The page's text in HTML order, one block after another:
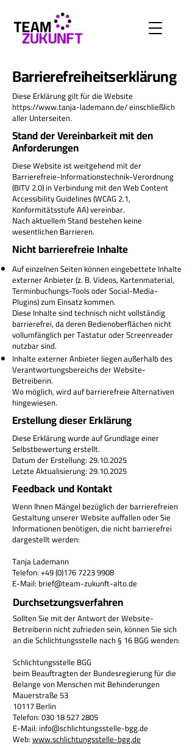
Barrierefreiheitserklärung
Diese Erklärung gilt für die Website
https://www.tanja-lademann.de/einschließlich
aller Unterseiten.
Stand der Vereinbarkeit mit den
Anforderungen
Diese Website ist weitgehend mit der
Barrierefreie-Informationstechnik-Verordnung
(BITV 2.0) in Verbindung mit den Web Content
Accessibility Guidelines (WCAG 2.1,
Konformitätsstufe AA) vereinbar.
Nach aktuellem Stand bestehen keine
wesentlichen Barrieren.
Nicht barrierefreie Inhalte
Auf einzelnen Seiten können eingebettete Inhalte
externer Anbieter (z. B. Videos, Kartenmaterial,
Terminbuchungs-Tools oder Social-Media-
Plugins) zum Einsatz kommen.
Diese Inhalte sind technisch nicht vollständig
barrierefrei, da deren Bedienoberflächen nicht
vollumfänglich per Tastatur oder Screenreader
nutzbar sind.
Inhalte externer Anbieter liegen außerhalb des
Verantwortungsbereichs der Website-
Betreiberin.
Wo möglich, wird auf barrierefreie Alternativen
hingewiesen.
Erstellung dieser Erklärung
Diese Erklärung wurde auf Grundlage einer
Selbstbewertung erstellt.
Datum der Erstellung:29.10.2025
Letzte Aktualisierung: 29.10.2025
Feedback und Kontakt
Wenn Ihnen Mängel bezüglich der barrierefreien
Gestaltung unserer Website auffallen oder Sie
Informationen benötigen, die nicht barrierefrei
dargestellt werden:
Tanja Lademann
Telefon: +49 (0)176 7223 9908
E-Mail: brief@team-zukunft-alto.de
Durchsetzungsverfahren
Sollten Sie mit der Antwort der Website-
Betreiberin nicht zufrieden sein, können Sie sich
an die Schlichtungsstelle nach § 16 BGG wenden:
Schlichtungsstelle BGG
beim Beauftragten der Bundesregierung für die
Belange von Menschen mit Behinderungen
Mauerstraße 53
10117 Berlin
Telefon:030 18 527 2805
E-Mail: info@schlichtungsstelle-bgg.de
Web:www.schlichtungsstelle-bgg.de